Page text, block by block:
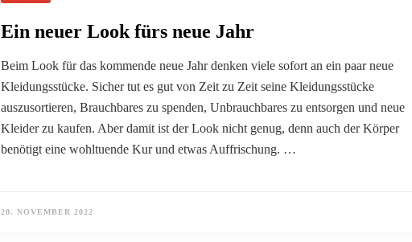
Ein neuer Look fürs neue Jahr
Beim Look für das kommende neue Jahr denken viele sofort an ein paar neue
Kleidungsstücke. Sicher tut es gut von Zeit zu Zeit seine Kleidungsstücke
auszusortieren, Brauchbares zu spenden, Unbrauchbares zu entsorgen und neue
Kleider zu kaufen. Aber damit ist der Look nicht genug, denn auch der Körper
benötigt eine wohltuende Kur und etwas Auffrischung. …
20. NOVEMBER 2022